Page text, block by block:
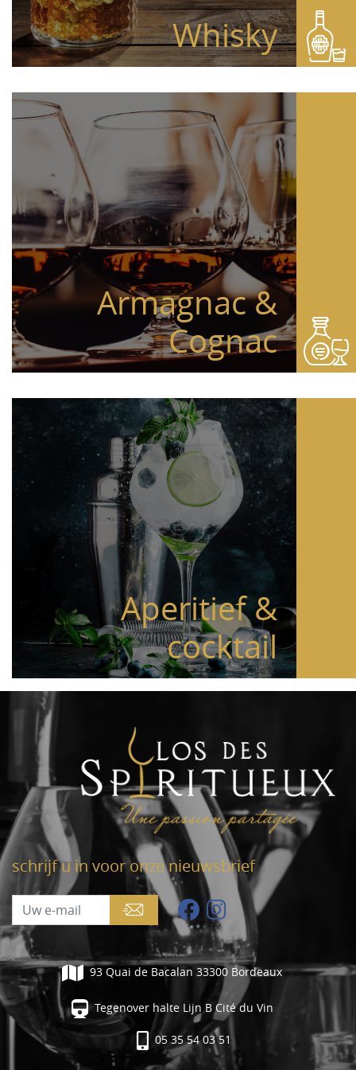
Whisky
Armagnac &
Cognac
Aperitief &
cocktail
schrijf u in voor onze nieuwsbrief
93 Quai de Bacalan 33300 Bordeaux
Tegenover halte Lijn B Cité du Vin
05 35 54 03 51